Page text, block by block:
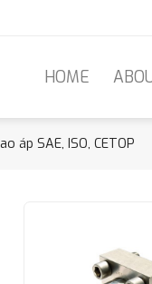
HOME
áp SAE, ISO, CETOP